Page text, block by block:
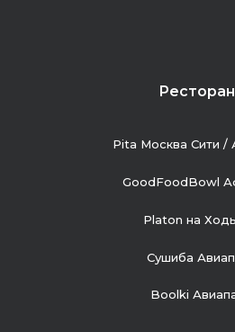
Pita Москва Сити /
GoodFoodBowl
Platon на
Сушиба
Boolki